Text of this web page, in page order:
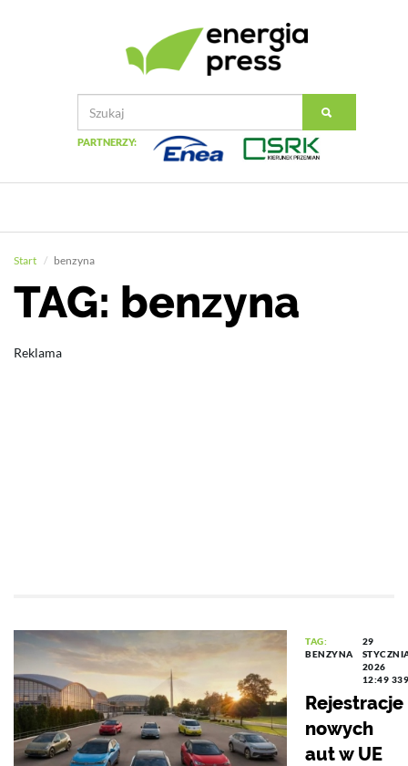
PARTNERZY:
Start benzyna
TAG: benzyna
Reklama
TAG:
BENZYNA
29
2026
12:49 339
Rejestracje
nowych
aut w UE